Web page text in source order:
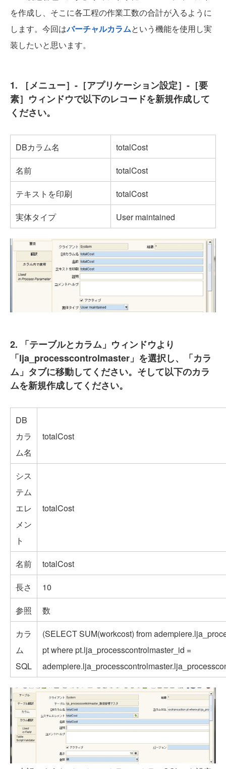
を作成し、そこに各工程の作業工数の合計が入るように
します。今回はバーチャルカラムという機能を使用し実
装したいと思います。
1. ［メニュー］-［アプリケーション設定］-［要
素］ウィンドウで以下のレコードを新規作成して
ください。
DBカラム名
totalCost
名前
totalCost
テキストを印刷
totalCost
実体タイプ
User maintained
2. 「テーブルとカラム」ウィンドウより
「lja_processcontrolmaster」を選択し、「カラ
ム」タブに移動してください。そして以下のカラ
ムを新規作成してください。
DB
カラ
ム名
totalCost
シス
テム
エレ
メン
ト
totalCost
名前
totalCost
長さ
10
参照
数
カラ
ム
SQL
(SELECT SUM(workcost) from
pt where pt.lja_processcontrolmaster_id =